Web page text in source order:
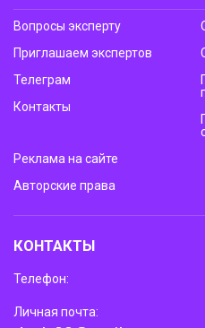
Вопросы эксперту
Приглашаем экспертов
Телеграм
Контакты
Реклама на сайте
Авторские права
КОНТАКТЫ
Телефон:
Личная почта: